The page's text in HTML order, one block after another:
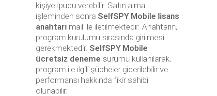
kişiye ipucu verebilir. Satın alma
işleminden sonra SelfSPY Mobile lisans
anahtarı mail ile iletilmektedir. Anahtarın,
program kurulumu sırasında girilmesi
gerekmektedir. SelfSPY Mobile
ücretsiz deneme sürümü kullanılarak,
program ile ilgili şüpheler giderilebilir ve
performansı hakkında fikir sahibi
olunabilir.